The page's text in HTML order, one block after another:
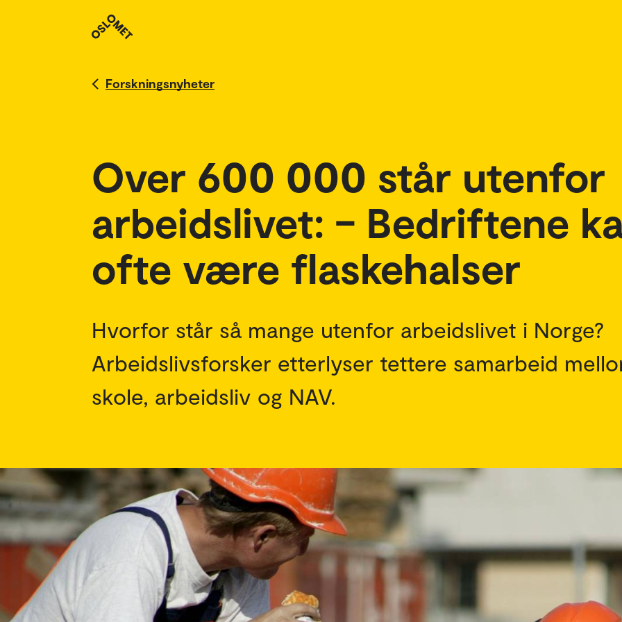
Forskningsnyheter
Over 600 000 står utenfor
arbeidslivet: – Bedriftene
ofte være flaskehalser
Hvorfor står så mange utenfor arbeidslivet i Norge?
Arbeidslivsforsker etterlyser tettere samarbeid
skole, arbeidsliv og NAV.